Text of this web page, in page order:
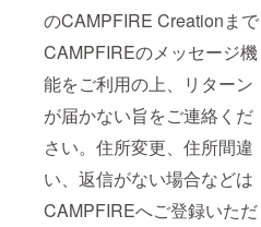
のCAMPFIRE Creationまで
CAMPFIREのメッセージ機
能をご利用の上、リターン
が届かない旨をご連絡くだ
さい。住所変更、住所間違
い、返信がない場合などは
CAMPFIREへご登録いただ